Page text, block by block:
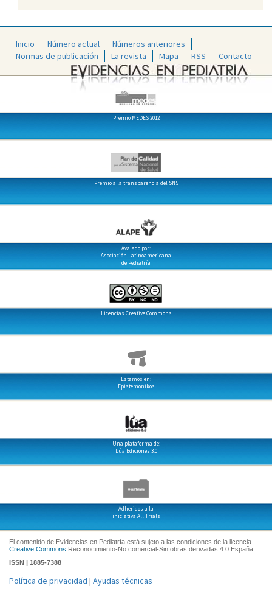
Inicio Número actual
Números anteriores
Normas de publicación
La revista Mapa RSS Contacto
Premio MEDES 2012
Premio a la transparencia del SNS
Avalado por:
Asociación Latinoamericana
de Pediatría
Licencias Creative Commons
Estamos en:
Epistemonikos
Una plataforma de:
Lúa Ediciones 3.0
Adheridos a la
iniciativa All Trials
El contenido de Evidencias en Pediatría está sujeto a las condiciones de la licencia
Creative Commons Reconocimiento-No comercial-Sin obras derivadas 4.0 España
ISSN | 1885-7388
Política de privacidad | Ayudas técnicas